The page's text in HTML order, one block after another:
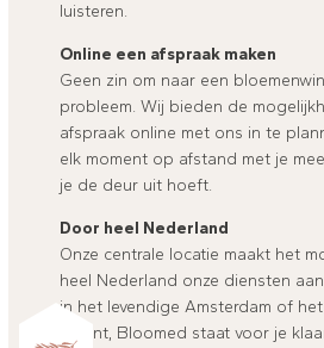
luisteren.
Online een afspraak maken
Geen zin om naar een
probleem. Wij bieden de
afspraak online met ons in te
elk moment op afstand met je
je de deur uit hoeft.
Door heel Nederland
Onze centrale locatie maakt het
heel Nederland onze diensten
in het levendige Amsterdam of
woont, Bloomed staat voor je